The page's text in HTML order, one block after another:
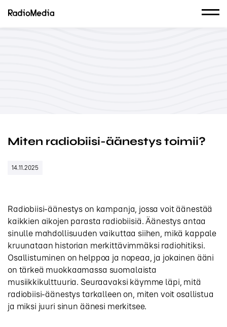
Miten radiobiisi-äänestys toimii?
14.11.2025
Radiobiisi-äänestys on kampanja, jossa voit äänestää
kaikkien aikojen parasta radiobiisiä. Äänestys antaa
sinulle mahdollisuuden vaikuttaa siihen, mikä kappale
kruunataan historian merkittävimmäksi radiohitiksi.
Osallistuminen on helppoa ja nopeaa, ja jokainen ääni
on tärkeä muokkaamassa suomalaista
musiikkikulttuuria. Seuraavaksi käymme läpi, mitä
radiobiisi-äänestys tarkalleen on, miten voit osallistua
ja miksi juuri sinun äänesi merkitsee.